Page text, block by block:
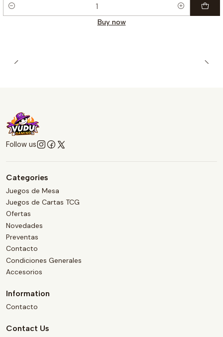
Quantity
Buy now
Follow us
Categories
Juegos de Mesa
Juegos de Cartas TCG
Ofertas
Novedades
Preventas
Contacto
Condiciones Generales
Accesorios
Information
Contacto
Contact Us